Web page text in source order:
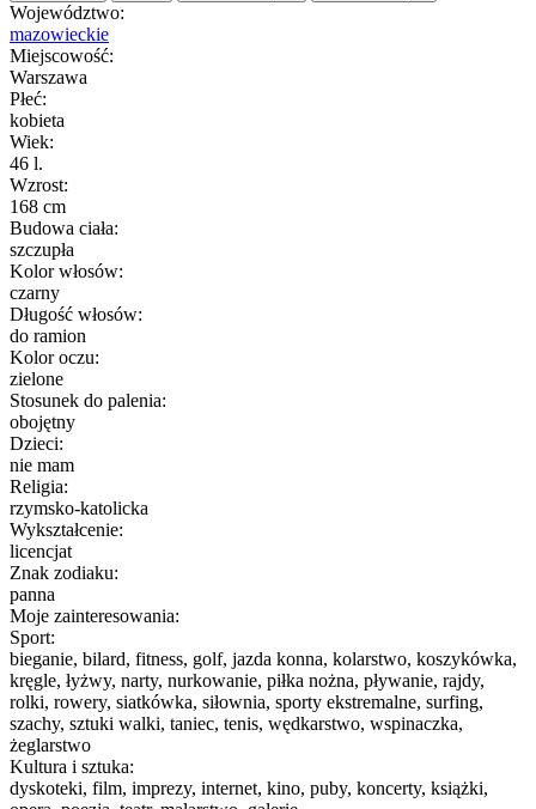
Województwo:
mazowieckie
Miejscowość:
Warszawa
Płeć:
kobieta
Wiek:
46 l.
Wzrost:
168 cm
Budowa ciała:
szczupła
Kolor włosów:
czarny
Długość włosów:
do ramion
Kolor oczu:
zielone
Stosunek do palenia:
obojętny
Dzieci:
nie mam
Religia:
rzymsko-katolicka
Wykształcenie:
licencjat
Znak zodiaku:
panna
Moje zainteresowania:
Sport:
bieganie, bilard, fitness, golf, jazda konna, kolarstwo, koszykówka,
kręgle, łyżwy, narty, nurkowanie, piłka nożna, pływanie, rajdy,
rolki, rowery, siatkówka, siłownia, sporty ekstremalne, surfing,
szachy, sztuki walki, taniec, tenis, wędkarstwo, wspinaczka,
żeglarstwo
Kultura i sztuka:
dyskoteki, film, imprezy, internet, kino, puby, koncerty, książki,